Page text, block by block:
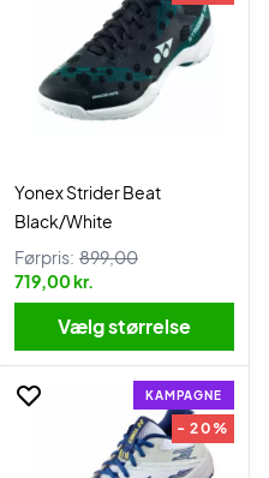
Yonex Strider Beat
Black/White
Førpris: 899,00
719,00 kr.
Vælg størrelse
KAMPAGNE
- 20%